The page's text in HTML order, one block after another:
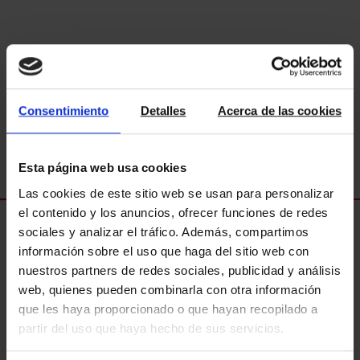
Consentimiento Detalles Acerca de las cookies
Esta página web usa cookies
Las cookies de este sitio web se usan para personalizar
el contenido y los anuncios, ofrecer funciones de redes
sociales y analizar el tráfico. Además, compartimos
información sobre el uso que haga del sitio web con
nuestros partners de redes sociales, publicidad y análisis
web, quienes pueden combinarla con otra información
que les haya proporcionado o que hayan recopilado a
partir del uso que haya hecho de sus servicios.
Consultoría Profesional en
Venta o Compra de Propiedades